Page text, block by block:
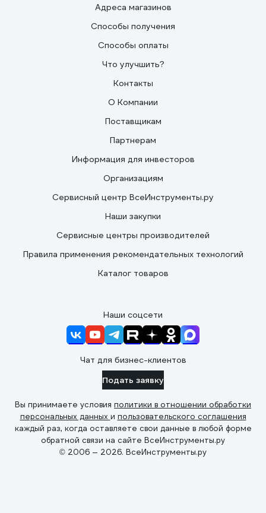
Адреса магазинов
Способы получения
Способы оплаты
Что улучшить?
Контакты
О Компании
Поставщикам
Партнерам
Информация для инвесторов
Организациям
Сервисный центр ВсеИнструменты.ру
Наши закупки
Сервисные центры производителей
Правила применения рекомендательных технологий
Каталог товаров
Наши соцсети
Чат для бизнес-клиентов
Подать заявку
Вы принимаете условия политики в отношении обработки
персональных данных и пользовательского соглашения
каждый раз, когда оставляете свои данные в любой форме
обратной связи на сайте ВсеИнструменты.ру
© 2006 — 2026. ВсеИнструменты.ру